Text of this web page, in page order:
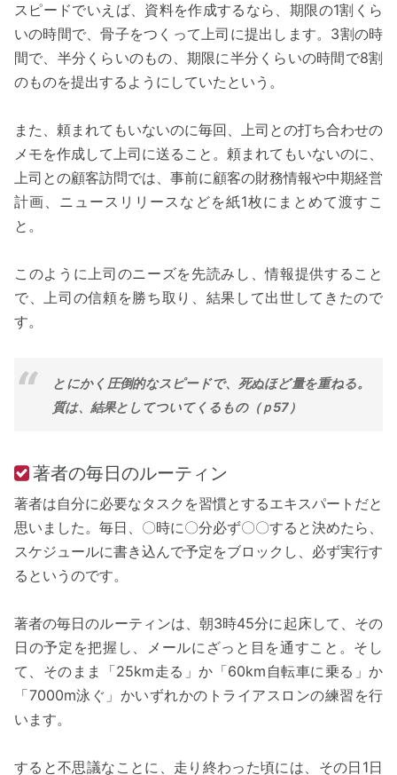
スピードでいえば、資料を作成するなら、期限の1割くら
いの時間で、骨子をつくって上司に提出します。3割の時
間で、半分くらいのもの、期限に半分くらいの時間で8割
のものを提出するようにしていたという。
また、頼まれてもいないのに毎回、上司との打ち合わせの
メモを作成して上司に送ること。頼まれてもいないのに、
上司との顧客訪問では、事前に顧客の財務情報や中期経営
計画、ニュースリリースなどを紙1枚にまとめて渡すこ
と。
このように上司のニーズを先読みし、情報提供すること
で、上司の信頼を勝ち取り、結果して出世してきたので
す。
とにかく圧倒的なスピードで、死ぬほど量を重ねる。
質は、結果としてついてくるもの（ｐ57）
著者の毎日のルーティン
著者は自分に必要なタスクを習慣とするエキスパートだと
思いました。毎日、〇時に〇分必ず〇〇すると決めたら、
スケジュールに書き込んで予定をブロックし、必ず実行す
るというのです。
著者の毎日のルーティンは、朝3時45分に起床して、その
日の予定を把握し、メールにざっと目を通すこと。そし
て、そのまま「25km走る」か「60km自転車に乗る」か
「7000m泳ぐ」かいずれかのトライアスロンの練習を行
います。
すると不思議なことに、走り終わった頃には、その日1日